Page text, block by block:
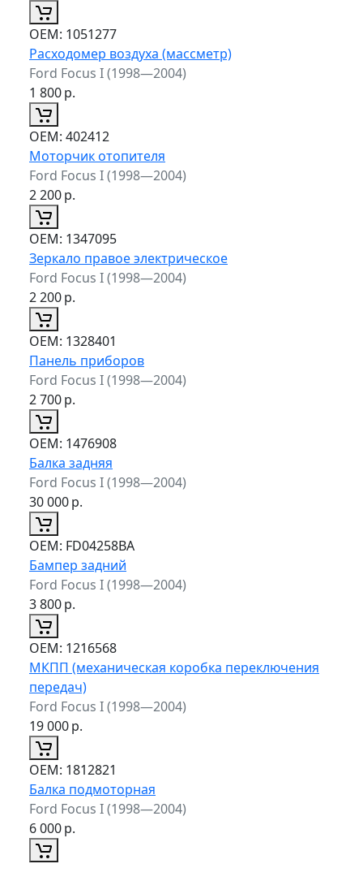
ОЕМ: 1051277
Расходомер воздуха (массметр)
Ford Focus I (1998—2004)
1 800р.
ОЕМ: 402412
Моторчик отопителя
Ford Focus I (1998—2004)
2 200р.
ОЕМ: 1347095
Зеркало правое электрическое
Ford Focus I (1998—2004)
2 200р.
ОЕМ: 1328401
Панель приборов
Ford Focus I (1998—2004)
2 700р.
ОЕМ: 1476908
Балка задняя
Ford Focus I (1998—2004)
30 000р.
ОЕМ: FD04258BA
Бампер задний
Ford Focus I (1998—2004)
3 800р.
ОЕМ: 1216568
МКПП (механическая коробка переключения
передач)
Ford Focus I (1998—2004)
19 000р.
ОЕМ: 1812821
Балка подмоторная
Ford Focus I (1998—2004)
6 000р.